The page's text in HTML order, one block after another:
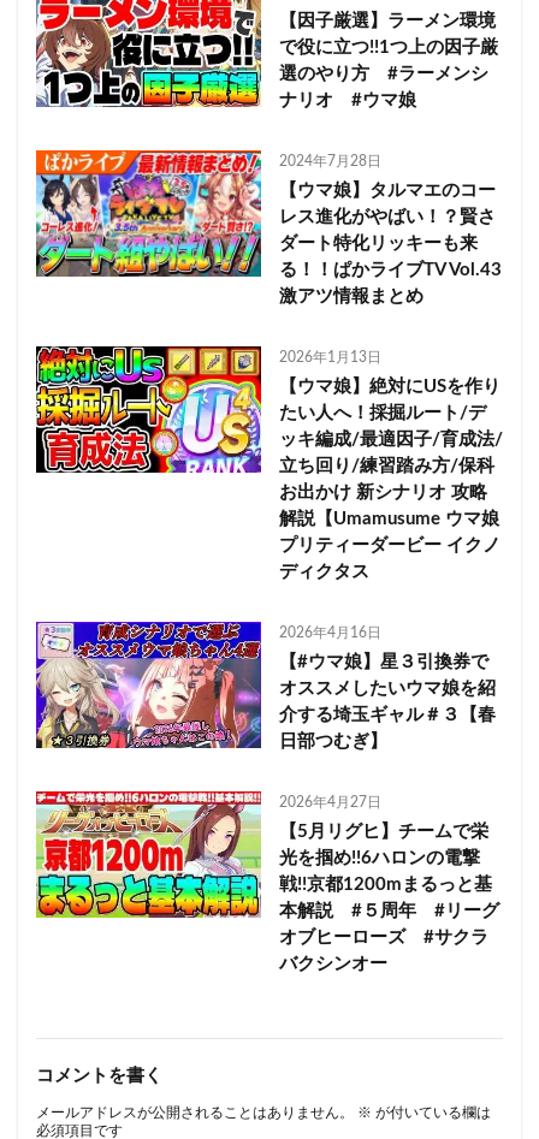
【因子厳選】ラーメン環境
で役に立つ!!1つ上の因子厳
選のやり方 #ラーメンシ
ナリオ #ウマ娘
2024年7月28日
【ウマ娘】タルマエのコー
レス進化がやばい！？賢さ
ダート特化リッキーも来
る！！ぱかライブTV Vol.43
激アツ情報まとめ
2026年1月13日
【ウマ娘】絶対にUSを作り
たい人へ！採掘ルート/デ
ッキ編成/最適因子/育成法/
立ち回り/練習踏み方/保科
お出かけ 新シナリオ 攻略
解説【Umamusume ウマ娘
プリティーダービー イクノ
ディクタス
2026年4月16日
【#ウマ娘】星３引換券で
オススメしたいウマ娘を紹
介する埼玉ギャル＃３【春
日部つむぎ】
2026年4月27日
【5月リグヒ】チームで栄
光を掴め!!6ハロンの電撃
戦!!京都1200mまるっと基
本解説 #５周年 #リーグ
オブヒーローズ #サクラ
バクシンオー
コメントを書く
メールアドレスが公開されることはありません。 ※ が付いている欄は
必須項目です